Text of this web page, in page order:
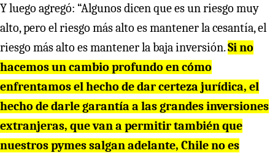
Y luego agregó: “Algunos dicen que es un riesgo muy
alto, pero el riesgo más alto es mantener la cesantía, el
riesgo más alto es mantener la baja inversión.Si no
hacemos un cambio profundo en cómo
enfrentamos el hecho de dar certeza jurídica, el
hecho de darle garantía a las grandes inversiones
extranjeras, que van a permitir también que
nuestros pymes salgan adelante, Chile no es